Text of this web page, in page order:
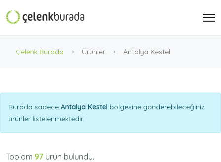
Çelenk Burada Ürünler Antalya Kestel
Burada sadece Antalya Kestel bölgesine gönderebileceğiniz
ürünler listelenmektedir.
Toplam 97 ürün bulundu.